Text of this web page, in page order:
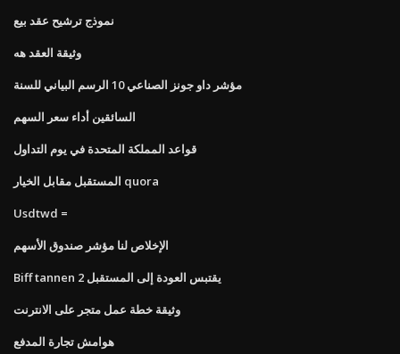
نموذج ترشيح عقد بيع
وثيقة العقد هه
مؤشر داو جونز الصناعي 10 الرسم البياني للسنة
السائقين أداء سعر السهم
قواعد المملكة المتحدة في يوم التداول
المستقبل مقابل الخيار quora
Usdtwd =
الإخلاص لنا مؤشر صندوق الأسهم
Biff tannen يقتبس العودة إلى المستقبل 2
وثيقة خطة عمل متجر على الانترنت
هوامش تجارة المدفع